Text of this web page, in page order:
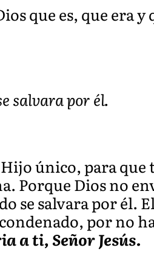
que es, que era y
salvara por él.
único, para que
Porque Dios no
se salvara por él.
por no
a ti, Señor Jesús.